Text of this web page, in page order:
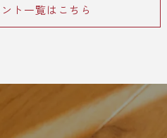
ト一覧はこちら